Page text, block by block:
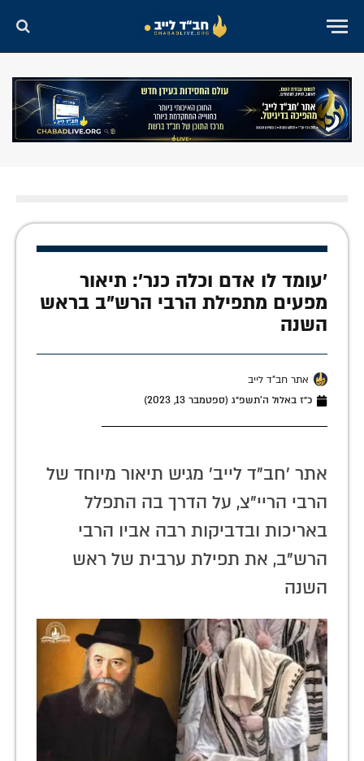
'עומד לו אדם וכלה כנר': תיאור
מפעים מתפילת הרבי הרש"ב בראש
השנה
אתר חב"ד לייב
כ״ז באלול ה׳תשפ״ג (ספטמבר 13, 2023)
אתר 'חב"ד לייב' מגיש תיאור מיוחד של
הרבי הריי"צ, על הדרך בה התפלל
באריכות ובדביקות רבה אביו הרבי
הרש"ב, את תפילת ערבית של ראש
השנה